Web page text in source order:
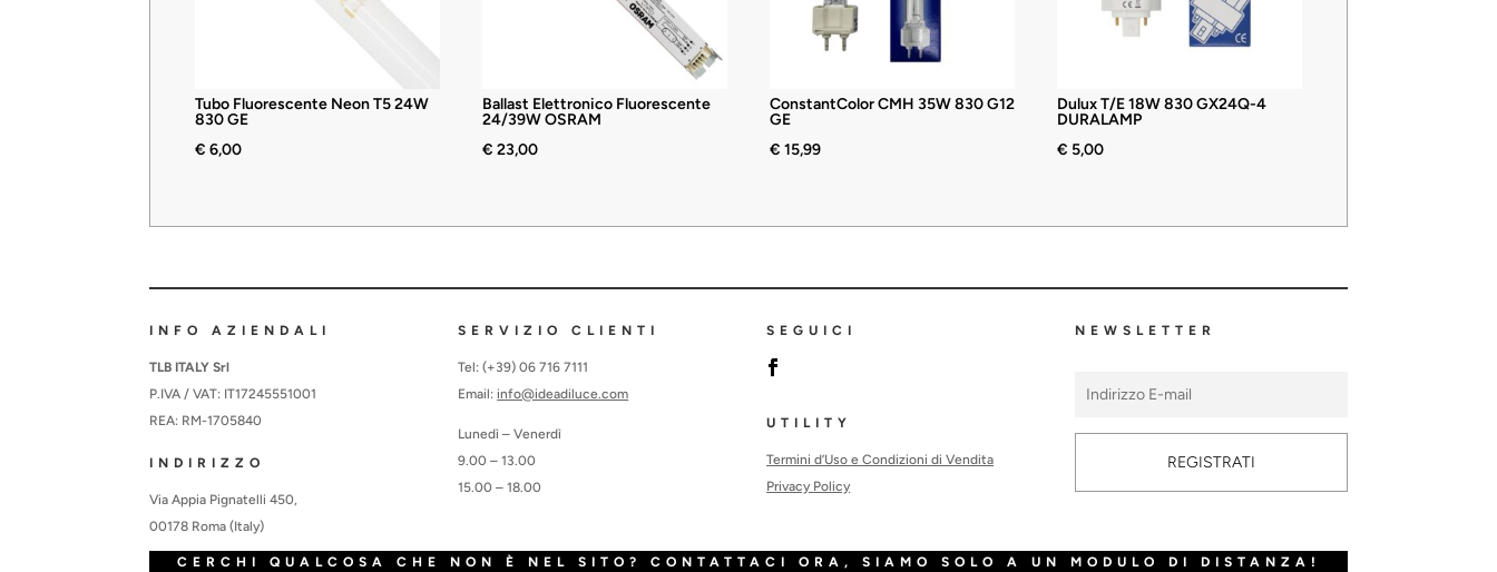
Tubo Fluorescente Neon T5 24W
830 GE
€ 6,00
Ballast Elettronico Fluorescente
24/39W OSRAM
€ 23,00
ConstantColor CMH 35W 830 G12
GE
€ 15,99
Dulux T/E 18W 830 GX24Q-4
DURALAMP
€ 5,00
INFO AZIENDALI
TLB ITALY Srl
P.IVA / VAT: IT17245551001
REA: RM-1705840
INDIRIZZO
Via Appia Pignatelli 450,
00178 Roma (Italy)
SERVIZIO CLIENTI
Tel: (+39) 06 716 7111
Email: info@ideadiluce.com
Lunedì – Venerdì
9.00 – 13.00
15.00 – 18.00
SEGUICI
UTILITY
Termini d’Uso e Condizioni di Vendita
Privacy Policy
NEWSLETTER
REGISTRATI
CERCHI QUALCOSA CHE NON È NEL SITO? CONTATTACI ORA, SIAMO SOLO A UN MODULO DI DISTANZA!